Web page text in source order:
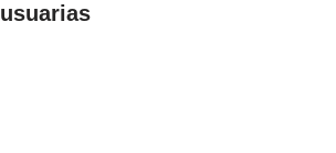
usuarias